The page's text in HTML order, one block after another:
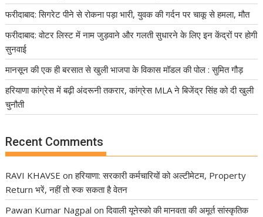
फरीदाबाद: सिगरेट पीने से रोकना पड़ा भारी, युवक की गर्दन पर चाकू से हमला, मौत
फरीदाबाद: वोटर लिस्ट में नाम जुड़वाने और गलती सुधारने के लिए इन केंद्रों पर होगी
सुनवाई
मानसून की एक ही बरसात से खुली भाजपा के विकास मॉडल की पोल : सुमित गौड़
हरियाणा कांग्रेस में बढ़ी अंदरूनी तकरार, कांग्रेस MLA ने बिजेंद्र सिंह को दी खुली
चुनौती
Recent Comments
RAVI KHAVSE onहरियाणा: सरकारी कर्मचारियों को अल्टीमेटम, Property
Return भरें, नहीं तो रुक सकता है वेतन
Pawan Kumar Nagpal onदिवाली यूनेस्को की मानवता की अमूर्त सांस्कृतिक